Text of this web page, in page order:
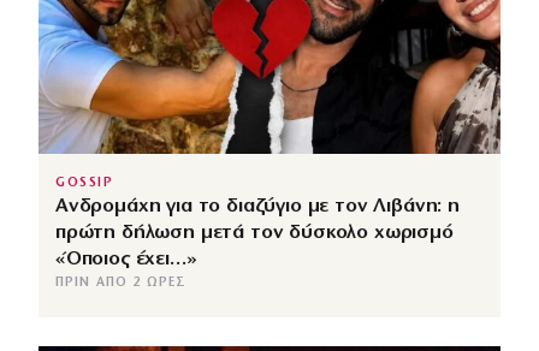
GOSSIP
Ανδρομάχη για το διαζύγιο με τον Λιβάνη: η
πρώτη δήλωση μετά τον δύσκολο χωρισμό
«Όποιος έχει…»
ΠΡΙΝ ΑΠΌ 2 ΏΡΕΣ